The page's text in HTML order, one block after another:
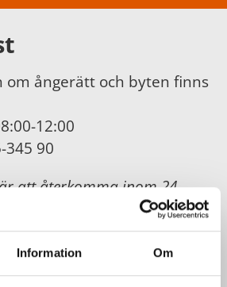
Information Om
om ångerätt och byten finns
12:00
345 90
att återkomma inom 24
dig bästa möjliga service.
följer vi
Distans- och